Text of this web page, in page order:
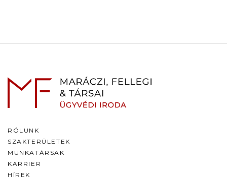
RÓLUNK
SZAKTERÜLETEK
MUNKATÁRSAK
KARRIER
HÍREK